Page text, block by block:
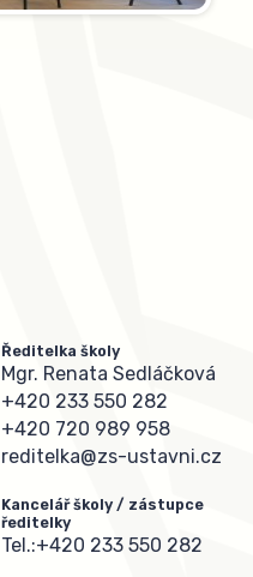
Ředitelka školy
Mgr. Renata Sedláčková
+420 233 550 282
+420 720 989 958
reditelka@zs-ustavni.cz
Kancelář školy / zástupce
ředitelky
Tel.:+420 233 550 282